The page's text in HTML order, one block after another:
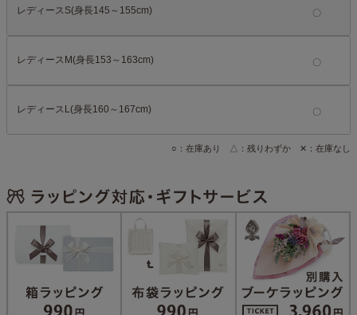
レディースS(身長145～155cm)
レディースM(身長153～163cm)
レディースL(身長160～167cm)
○：在庫あり △：残りわずか ✕：在庫なし